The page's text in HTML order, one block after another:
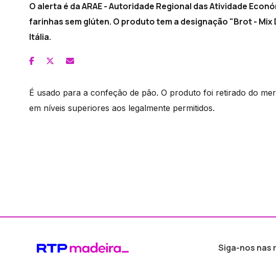
O alerta é da ARAE - Autoridade Regional das Atividade
farinhas sem glúten. O produto tem a designação "Brot - Mix
Itália.
É usado para a confeção de pão. O produto foi retirado do
em níveis superiores aos legalmente permitidos.
Siga-nos nas